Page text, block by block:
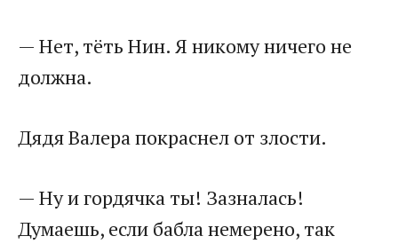
— Нет, тёть Нин. Я никому ничего не
должна.
Дядя Валера покраснел от злости.
— Ну и гордячка ты! Зазналась!
Думаешь, если бабла немерено, так